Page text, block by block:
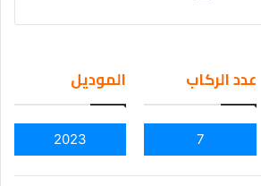
ailعدد الركاب
7
الموديل
2023